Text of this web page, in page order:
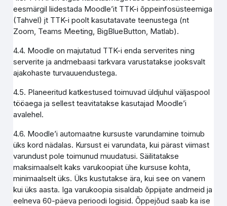
eesmärgil liidestada Moodle’it TTK-i õppeinfosüsteemiga
(Tahvel) jt TTK-i poolt kasutatavate teenustega (nt
Zoom, Teams Meeting, BigBlueButton, Matlab).
4.4. Moodle on majutatud TTK-i enda serverites ning
serverite ja andmebaasi tarkvara varustatakse jooksvalt
ajakohaste turvauuendustega.
4.5. Planeeritud katkestused toimuvad üldjuhul väljaspool
tööaega ja sellest teavitatakse kasutajad Moodle’i
avalehel.
4.6. Moodle’i automaatne kursuste varundamine toimub
üks kord nädalas. Kursust ei varundata, kui pärast viimast
varundust pole toimunud muudatusi. Säilitatakse
maksimaalselt kaks varukoopiat ühe kursuse kohta,
minimaalselt üks. Üks kustutakse ära, kui see on vanem
kui üks aasta. Iga varukoopia sisaldab õppijate andmeid ja
eelneva 60-päeva perioodi logisid. Õppejõud saab ka ise